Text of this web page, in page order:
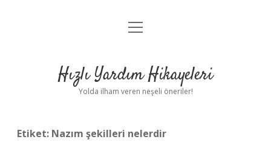
Anasayfa
Yasal Uyarı
menüyü
Hızlı Yardım Hikayeleri
Yolda ilham veren neşeli öneriler!
Etiket: Nazım şekilleri nelerdir